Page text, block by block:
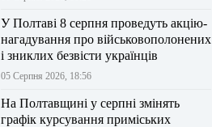
У Полтаві 8 серпня проведуть акцію-
нагадування про військовополонених
і зниклих безвісти українців
05 Серпня 2026, 18:56
На Полтавщині у серпні змінять
графік курсування приміських